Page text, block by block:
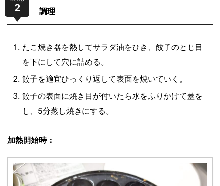
2 調理
たこ焼き器を熱してサラダ油をひき、餃子のとじ目
を下にして穴に詰める。
餃子を適宜ひっくり返して表面を焼いていく。
餃子の表面に焼き目が付いたら水をふりかけて蓋を
し、5分蒸し焼きにする。
加熱開始時：